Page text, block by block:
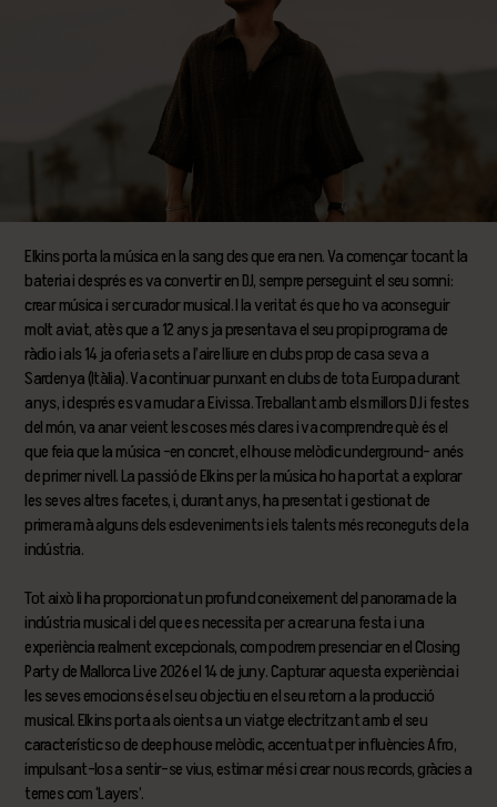
Elkins porta la música en la sang des que era nen. Va començar tocant la
bateria i després es va convertir en DJ, sempre perseguint el seu somni:
crear música i ser curador musical. I la veritat és que ho va aconseguir
molt aviat, atès que a 12 anys ja presentava el seu propi programa de
ràdio i als 14 ja oferia sets a l’aire lliure en clubs prop de casa seva a
Sardenya (Itàlia). Va continuar punxant en clubs de tota Europa durant
anys, i després es va mudar a Eivissa. Treballant amb els millors DJ i festes
del món, va anar veient les coses més clares i va comprendre què és el
que feia que la música –en concret, el house melòdic underground– anés
de primer nivell. La passió de Elkins per la música ho ha portat a explorar
les seves altres facetes, i, durant anys, ha presentat i gestionat de
primera mà alguns dels esdeveniments i els talents més reconeguts de la
indústria.
Tot això li ha proporcionat un profund coneixement del panorama de la
indústria musical i del que es necessita per a crear una festa i una
experiència realment excepcionals, com podrem presenciar en el Closing
Party de Mallorca Live 2026 el 14 de juny. Capturar aquesta experiència i
les seves emocions és el seu objectiu en el seu retorn a la producció
musical. Elkins porta als oients a un viatge electritzant amb el seu
característic so de deep house melòdic, accentuat per influències Afro,
impulsant-los a sentir-se vius, estimar més i crear nous records, gràcies a
temes com ‘Layers’.